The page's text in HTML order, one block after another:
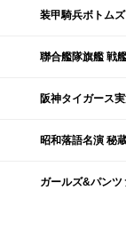
装甲騎兵ボトム
聯合艦隊旗艦 戦
阪神タイガース
昭和落語名演 秘